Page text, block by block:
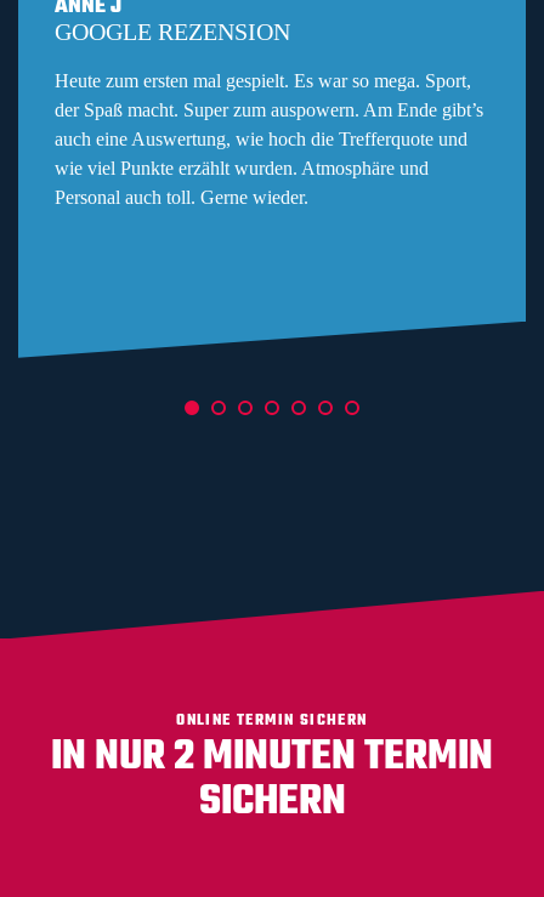
GOOGLE REZENSION
Heute zum ersten mal gespielt. Es war so mega. Sport,
der Spaß macht. Super zum auspowern. Am Ende gibt’s
auch eine Auswertung, wie hoch die Trefferquote und
wie viel Punkte erzählt wurden. Atmosphäre und
Personal auch toll. Gerne wieder.
ONLINE TERMIN SICHERN
IN NUR 2 MINUTEN TERMIN
SICHERN